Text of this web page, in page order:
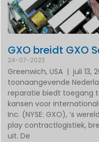
GXO breidt GXO
24-07-2023
Greenwich, USA | juli 13,
toonaangevende
reparatie biedt toegang
kansen voor
Inc. (NYSE: GXO), ’s
play contractlogistiek,
uit. De